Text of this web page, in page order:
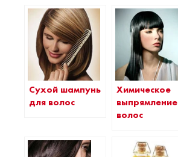
Сухой шампунь
для волос
Химическое
выпрямление
волос